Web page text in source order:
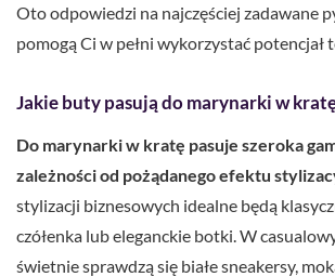
Oto odpowiedzi na najczęściej zadawane
pomogą Ci w pełni wykorzystać potencjał
Jakie buty pasują do marynarki w
Do marynarki w kratę pasuje szeroka
zależności od pożądanego efektu
stylizacji biznesowych idealne będą
czółenka lub eleganckie botki. W
świetnie sprawdzą się białe sneakersy,